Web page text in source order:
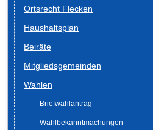
Ortsrecht Flecken
Haushaltsplan
Beiräte
Mitgliedsgemeinden
Wahlen
Briefwahlantrag
Wahlbekanntmachungen